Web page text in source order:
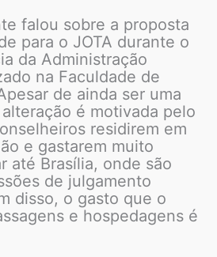
falou sobre a proposta
para o JOTA durante o
da Administração
na Faculdade de
de ainda ser uma
é motivada pelo
residirem em
e gastarem muito
até Brasília, onde são
de julgamento
disso, o gasto que o
e hospedagens é